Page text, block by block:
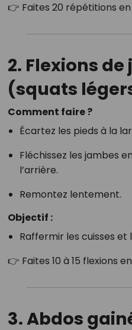
👉 Faites 20 répétitions
2. Flexions
(squats
Comment faire ?
Écartez les pieds à la
Fléchissez les jambes
l’arrière.
Remontez lentement.
Objectif :
Raffermir les cuisses et
👉 Faites 10 à 15 flexions
3. Abdos